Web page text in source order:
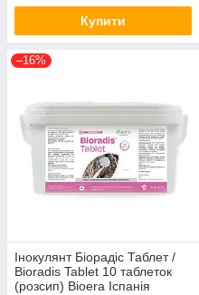
Купити
–16%
Інокулянт Біорадіс Таблет /
Bioradis Tablet 10 таблеток
(розсип) Bioera Іспанія